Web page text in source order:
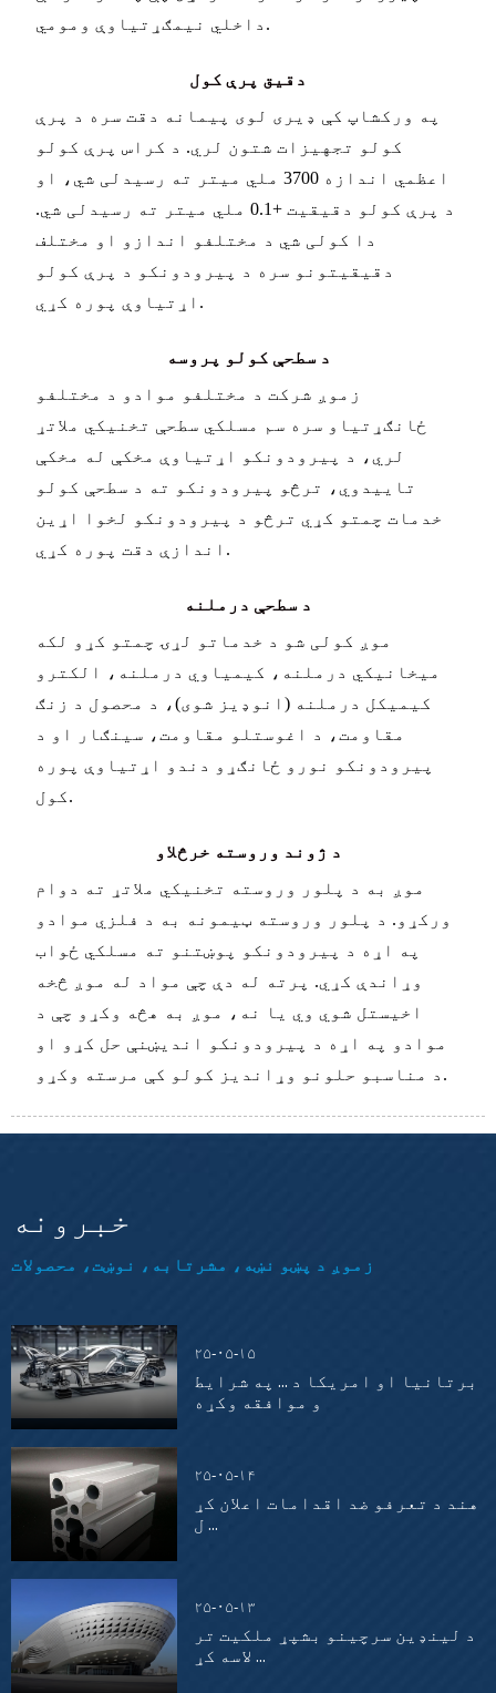
داخلي نیمګړتیاوې ومومي.
دقیق پرې کول
په ورکشاپ کې ډیری لوی پیمانه دقت سره د پرې
کولو تجهیزات شتون لري. د کراس پرې کولو
اعظمي اندازه 3700 ملي میتر ته رسیدلی شي، او
د پرې کولو دقیقیت +0.1 ملي میتر ته رسیدلی شي.
دا کولی شي د مختلفو اندازو او مختلف
دقیقیتونو سره د پیرودونکو د پرې کولو
اړتیاوې پوره کړي.
د سطحې کولو پروسه
زموږ شرکت د مختلفو موادو د مختلفو
ځانګړتیاو سره سم مسلکي سطحې تخنیکي ملاتړ
لري، د پیرودونکو اړتیاوې مخکې له مخکې
تاییدوي، ترڅو پیرودونکو ته د سطحې کولو
خدمات چمتو کړي ترڅو د پیرودونکو لخوا اړین
اندازې دقت پوره کړي.
د سطحې درملنه
موږ کولی شو د خدماتو لړۍ چمتو کړو لکه
میخانیکي درملنه، کیمیاوي درملنه، الکترو
کیمیکل درملنه (انوډیز شوی)، د محصول د زنګ
مقاومت، د اغوستلو مقاومت، سینګار او د
پیرودونکو نورو ځانګړو دندو اړتیاوې پوره
کول.
د ژوند وروسته خرڅلاو
موږ به د پلور وروسته تخنیکي ملاتړ ته دوام
ورکړو. د پلور وروسته ټیمونه به د فلزي موادو
په اړه د پیرودونکو پوښتنو ته مسلکي ځواب
وړاندې کړي. پرته له دې چې مواد له موږ څخه
اخیستل شوي وي یا نه، موږ به هڅه وکړو چې د
موادو په اړه د پیرودونکو اندیښنې حل کړو او
د مناسبو حلونو وړاندیز کولو کې مرسته وکړو.
خبرونه
زموږ د پښو نښه، مشرتابه، نوښت، محصولات
۲۵-۰۵-۱۵
برتانیا او امریکا د ... په شرایط
و موافقه وکړه
۲۵-۰۵-۱۴
هند د تعرفو ضد اقدامات اعلان کړ
ل ...
۲۵-۰۵-۱۳
د لینډین سرچینو بشپړ ملکیت تر
لاسه کړ ...